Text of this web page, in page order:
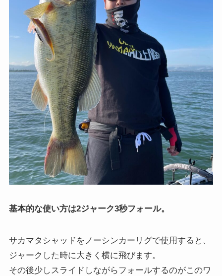
基本的な使い方は2ジャーク3秒フォール。
サカマタシャッドをノーシンカーリグで使用すると、
ジャークした時に大きく横に飛びます。
その後少しスライドしながらフォールするのがこのワ